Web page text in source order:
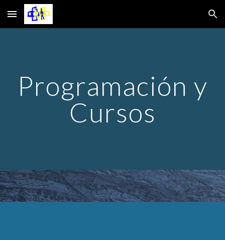
Skip to main content Skip to navigation
Programación y
Cursos